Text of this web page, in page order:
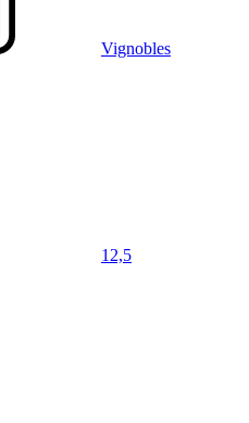
Vignobles
12,5